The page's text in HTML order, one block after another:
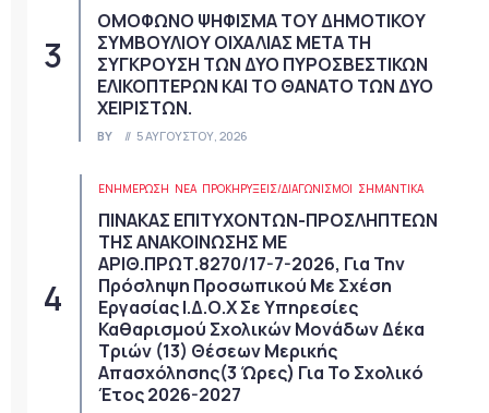
ΟΜΟΦΩΝΟ ΨΗΦΙΣΜΑ ΤΟΥ ΔΗΜΟΤΙΚΟΥ
ΣΥΜΒΟΥΛΙΟΥ ΟΙΧΑΛΙΑΣ ΜΕΤΑ ΤΗ
ΣΥΓΚΡΟΥΣΗ ΤΩΝ ΔΥΟ ΠΥΡΟΣΒΕΣΤΙΚΩΝ
ΕΛΙΚΟΠΤΕΡΩΝ ΚΑΙ ΤΟ ΘΑΝΑΤΟ ΤΩΝ ΔΥΟ
ΧΕΙΡΙΣΤΩΝ.
BY 5 ΑΥΓΟΎΣΤΟΥ, 2026
ΕΝΗΜΕΡΩΣΗ ΝΈΑ ΠΡΟΚΗΡΎΞΕΙΣ/ΔΙΑΓΩΝΙΣΜΟΊ ΣΗΜΑΝΤΙΚΆ
ΠΙΝΑΚΑΣ ΕΠΙΤΥΧΟΝΤΩΝ-ΠΡΟΣΛΗΠΤΕΩΝ
ΤΗΣ ΑΝΑΚΟΙΝΩΣΗΣ ΜΕ
ΑΡΙΘ.ΠΡΩΤ.8270/17-7-2026, Για Την
Πρόσληψη Προσωπικού Με Σχέση
Εργασίας Ι.Δ.Ο.Χ Σε Υπηρεσίες
Καθαρισμού Σχολικών Μονάδων Δέκα
Τριών (13) Θέσεων Μερικής
Απασχόλησης(3 Ώρες) Για Το Σχολικό
Έτος 2026-2027